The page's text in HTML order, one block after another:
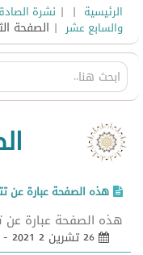
الرئيسية |
| نشرة
والسابع عشر | الصفحة
هذه الصفحة عبارة عن
هذه الصفحة عبارة عن